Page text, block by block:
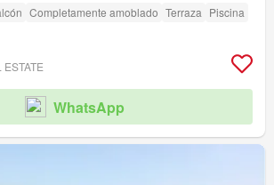
Completamente amoblado Terraza Piscina
WhatsApp